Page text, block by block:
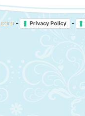
- Privacy Policy -